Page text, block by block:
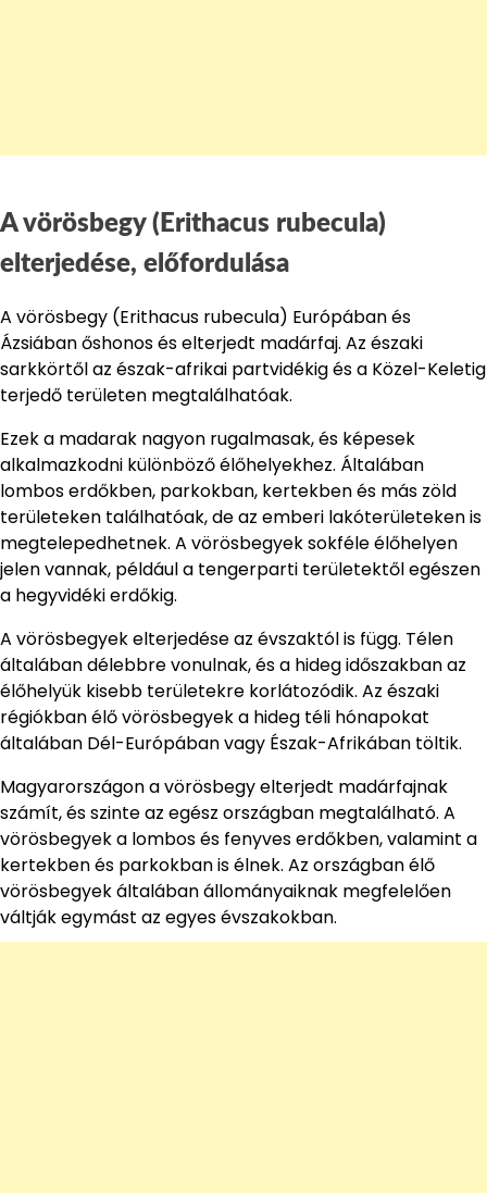
A vörösbegy (Erithacus rubecula)
elterjedése, előfordulása
A vörösbegy (Erithacus rubecula) Európában és
Ázsiában őshonos és elterjedt madárfaj. Az északi
sarkkörtől az észak-afrikai partvidékig és a Közel-Keletig
terjedő területen megtalálhatóak.
Ezek a madarak nagyon rugalmasak, és képesek
alkalmazkodni különböző élőhelyekhez. Általában
lombos erdőkben, parkokban, kertekben és más zöld
területeken találhatóak, de az emberi lakóterületeken is
megtelepedhetnek. A vörösbegyek sokféle élőhelyen
jelen vannak, például a tengerparti területektől egészen
a hegyvidéki erdőkig.
A vörösbegyek elterjedése az évszaktól is függ. Télen
általában délebbre vonulnak, és a hideg időszakban az
élőhelyük kisebb területekre korlátozódik. Az északi
régiókban élő vörösbegyek a hideg téli hónapokat
általában Dél-Európában vagy Észak-Afrikában töltik.
Magyarországon a vörösbegy elterjedt madárfajnak
számít, és szinte az egész országban megtalálható. A
vörösbegyek a lombos és fenyves erdőkben, valamint a
kertekben és parkokban is élnek. Az országban élő
vörösbegyek általában állományaiknak megfelelően
váltják egymást az egyes évszakokban.